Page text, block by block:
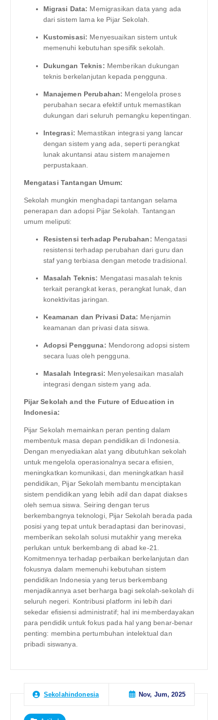
Migrasi Data: Memigrasikan data yang ada
dari sistem lama ke Pijar Sekolah.
Kustomisasi: Menyesuaikan sistem untuk
memenuhi kebutuhan spesifik sekolah.
Dukungan Teknis: Memberikan dukungan
teknis berkelanjutan kepada pengguna.
Manajemen Perubahan: Mengelola proses
perubahan secara efektif untuk memastikan
dukungan dari seluruh pemangku kepentingan.
Integrasi: Memastikan integrasi yang lancar
dengan sistem yang ada, seperti perangkat
lunak akuntansi atau sistem manajemen
perpustakaan.
Mengatasi Tantangan Umum:
Sekolah mungkin menghadapi tantangan selama
penerapan dan adopsi Pijar Sekolah. Tantangan
umum meliputi:
Resistensi terhadap Perubahan: Mengatasi
resistensi terhadap perubahan dari guru dan
staf yang terbiasa dengan metode tradisional.
Masalah Teknis: Mengatasi masalah teknis
terkait perangkat keras, perangkat lunak, dan
konektivitas jaringan.
Keamanan dan Privasi Data: Menjamin
keamanan dan privasi data siswa.
Adopsi Pengguna: Mendorong adopsi sistem
secara luas oleh pengguna.
Masalah Integrasi: Menyelesaikan masalah
integrasi dengan sistem yang ada.
Pijar Sekolah and the Future of Education in
Indonesia:
Pijar Sekolah memainkan peran penting dalam
membentuk masa depan pendidikan di Indonesia.
Dengan menyediakan alat yang dibutuhkan sekolah
untuk mengelola operasionalnya secara efisien,
meningkatkan komunikasi, dan meningkatkan hasil
pendidikan, Pijar Sekolah membantu menciptakan
sistem pendidikan yang lebih adil dan dapat diakses
oleh semua siswa. Seiring dengan terus
berkembangnya teknologi, Pijar Sekolah berada pada
posisi yang tepat untuk beradaptasi dan berinovasi,
memberikan sekolah solusi mutakhir yang mereka
perlukan untuk berkembang di abad ke-21.
Komitmennya terhadap perbaikan berkelanjutan dan
fokusnya dalam memenuhi kebutuhan sistem
pendidikan Indonesia yang terus berkembang
menjadikannya aset berharga bagi sekolah-sekolah di
seluruh negeri. Kontribusi platform ini lebih dari
sekedar efisiensi administratif; hal ini memberdayakan
para pendidik untuk fokus pada hal yang benar-benar
penting: membina pertumbuhan intelektual dan
pribadi siswanya.
Sekolahindonesia Nov, Jum, 2025